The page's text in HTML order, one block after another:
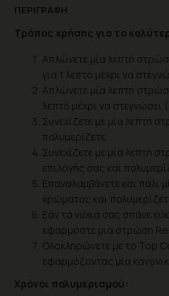
ΠΕΡΙΓΡΑΦΉ
Τρόπος χρήσης για το
Απλώνετε μία λεπτή
για 1 λεπτό μέχρι να
Απλώνετε μία λεπτή
λεπτό μέχρι να στεγνώσει
Συνεχίζετε με μία λεπτή
πολυμερίζετε.
Συνεχίζετε με μία λεπτή
επιλογής σας και
Επαναλαμβάνετε και πάλι
χρώματος και
Eάν τα νύχια σας σπάνε
εφαρμόστε μια στρώση
Ολοκληρώνετε με το Top
εφαρμόζοντας μία
Χρόνοι πολυμερισμού: